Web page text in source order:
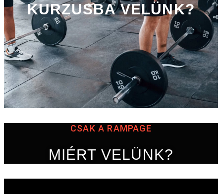
KURZUSBA VELÜNK?
CSAK A RAMPAGE
MIÉRT VELÜNK?